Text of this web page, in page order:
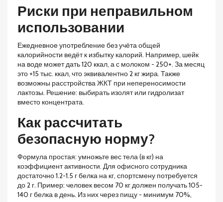
Риски при неправильном
использовании
Ежедневное употребление без учёта общей
калорийности ведёт к избытку калорий. Например, шейк
на воде может дать 120 ккал, а с молоком - 250+. За месяц
это +15 тыс. ккал, что эквивалентно 2 кг жира. Также
возможны расстройства ЖКТ при непереносимости
лактозы. Решение: выбирать изолят или гидролизат
вместо концентрата.
Как рассчитать
безопасную норму?
Формула простая: умножьте вес тела (в кг) на
коэффициент активности. Для офисного сотрудника
достаточно 1.2-1.5 г белка на кг, спортсмену потребуется
до 2 г. Пример: человек весом 70 кг должен получать 105-
140 г белка в день. Из них через пищу - минимум 70%,